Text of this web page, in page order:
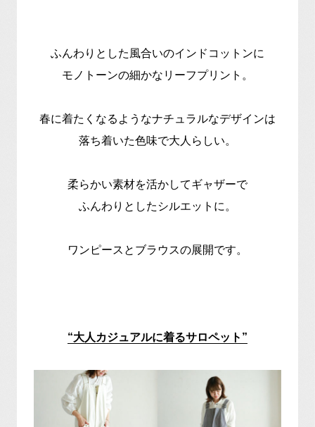
ふんわりとした風合いのインドコットンに
モノトーンの細かなリーフプリント。
春に着たくなるようなナチュラルなデザインは
落ち着いた色味で大人らしい。
柔らかい素材を活かしてギャザーで
ふんわりとしたシルエットに。
ワンピースとブラウスの展開です。
“大人カジュアルに着るサロペット ”